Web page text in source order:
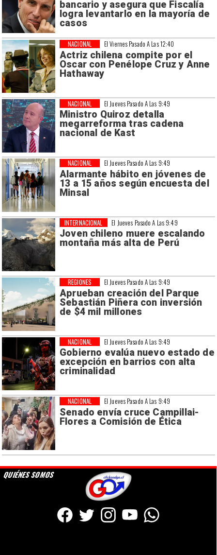
bancario y asegura que Fiscalía
logra levantarlo en la mayoría de
casos
El Viernes Pasado A Las 12:40
Actriz chilena compite por el
Oscar con Penélope Cruz y Anne
Hathaway
NACIONAL
El Jueves Pasado A Las 9:49
Ministro Quiroz detalla
megarreforma tras cadena
nacional de Kast
NACIONAL
El Jueves Pasado A Las 9:49
Alarmante hábito en jóvenes de
13 a 15 años según encuesta del
Minsal
NACIONAL
El Jueves Pasado A Las 9:49
Joven chileno muere escalando
montaña más alta de Perú
INTERNACIONAL
El Jueves Pasado A Las 9:49
Aprueban creación del Parque
Sebastián Piñera con inversión
de $4 mil millones
REGIONES
El Jueves Pasado A Las 9:49
Gobierno evalúa nuevo estado de
excepción en barrios con alta
criminalidad
NACIONAL
El Jueves Pasado A Las 9:49
Senado envía cruce Campillai-
Flores a Comisión de Ética
NACIONAL
QUIÉNES SOMOS